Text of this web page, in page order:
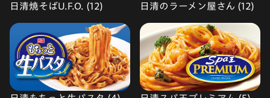
日清焼そばU.F.O. (12) 日清のラーメン屋さん (12)